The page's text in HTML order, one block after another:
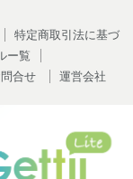
特定商取引法に基づ
ー覧
合せ 運営会社